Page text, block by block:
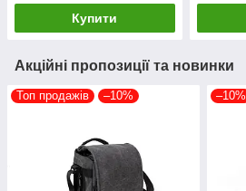
Купити
Акційні пропозиції та новинки
Топ продажів –10% –10%